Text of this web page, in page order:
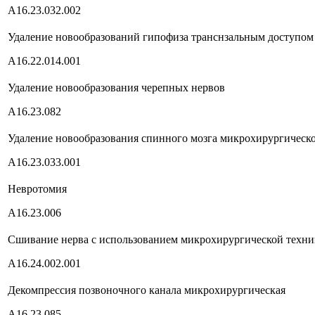
А16.23.032.002
Удаление новообразований гипофиза транснзальным доступом
А16.22.014.001
Удаление новообразования черепных нервов
А16.23.082
Удаление новообразования спинного мозга
А16.23.033.001
Невротомия
А16.23.006
Сшивание нерва с использованием микрохирургической
А16.24.002.001
Декомпрессия позвоночного канала микрохирургическая